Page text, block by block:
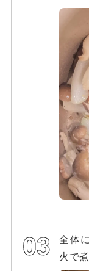
全体
火で